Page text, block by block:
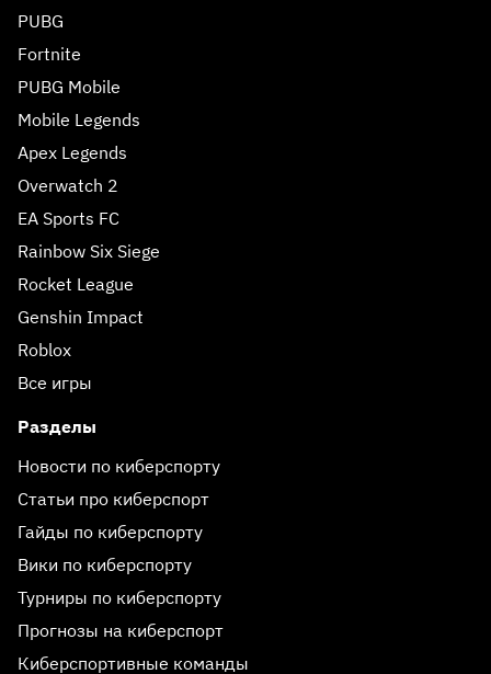
PUBG
Fortnite
PUBG Mobile
Mobile Legends
Apex Legends
Overwatch 2
EA Sports FC
Rainbow Six Siege
Rocket League
Genshin Impact
Roblox
Все игры
Разделы
Новости по киберспорту
Статьи про киберспорт
Гайды по киберспорту
Вики по киберспорту
Турниры по киберспорту
Прогнозы на киберспорт
Киберспортивные команды